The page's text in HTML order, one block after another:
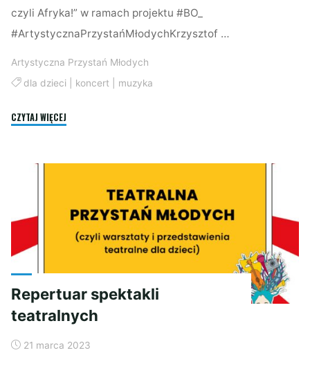
czyli Afryka!” w ramach projektu #BO_
#ArtystycznaPrzystańMłodychKrzysztof …
Artystyczna Przystań Młodych
dla dzieci| koncert| muzyka
CZYTAJ WIĘCEJ
Repertuar spektakli
teatralnych
21 marca 2023